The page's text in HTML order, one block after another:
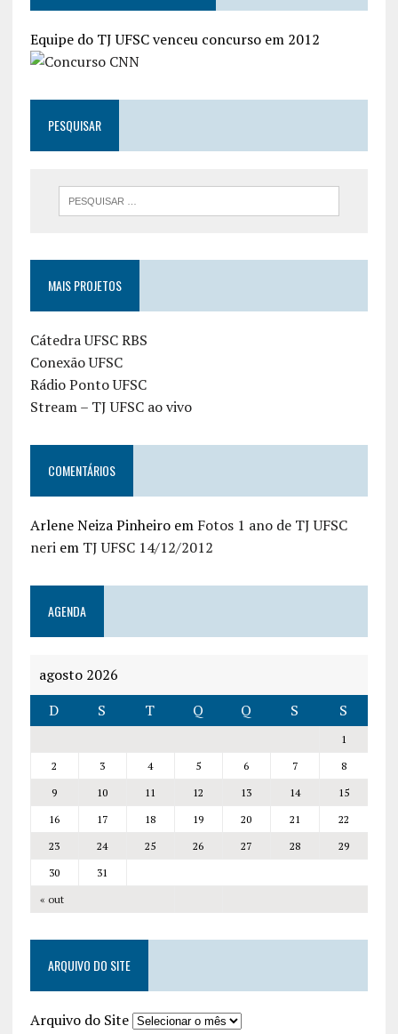
Equipe do TJ UFSC venceu concurso em 2012
PESQUISAR
MAIS PROJETOS
Cátedra UFSC RBS
Conexão UFSC
Rádio Ponto UFSC
Stream – TJ UFSC ao vivo
COMENTÁRIOS
Arlene Neiza Pinheiroem Fotos 1 ano de TJ UFSC
neriem TJ UFSC 14/12/2012
AGENDA
agosto 2026
D
S T Q Q S S
« out
1
2
3 4 5 6 7
8
9
10 11 12 13 14
15
16
17 18 19 20 21
22
23
24 25 26 27 28
29
30
31
ARQUIVO DO SITE
Arquivo do Site